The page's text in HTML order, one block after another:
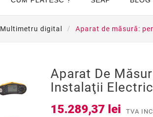
Multimetru digital Aparat de măsură:
Aparat De
Instalaţii
15.289,37 lei TVA